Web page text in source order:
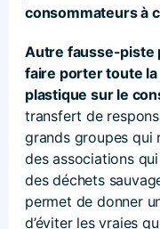
consommateurs à
Autre fausse-piste
faire porter toute
plastique sur le
transfert de
grands groupes qui
des associations
des déchets
permet de donner
d’éviter les vraies